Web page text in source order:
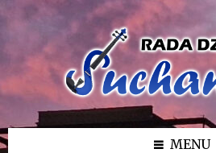
Przejdź
Przejdź
bocznego
Przejdź
MENU